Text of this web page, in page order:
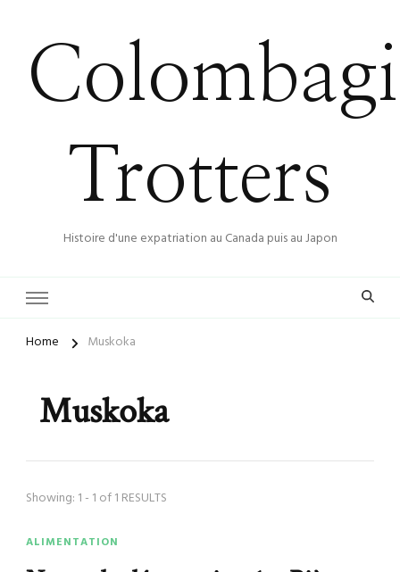
Trotters
Histoire d'une expatriation au Canada puis au Japon
Home Muskoka
Muskoka
Showing: 1 - 1 of 1 RESULTS
ALIMENTATION